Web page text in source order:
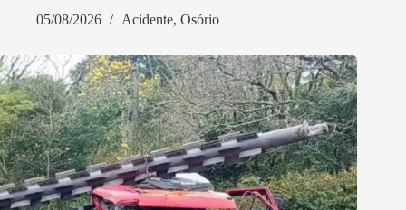
05/08/2026
Acidente, Osório